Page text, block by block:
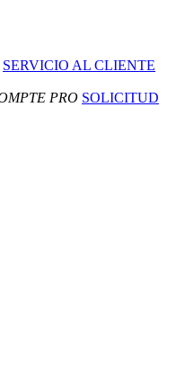
SERVICIO AL CLIENTE
SOLICITUD